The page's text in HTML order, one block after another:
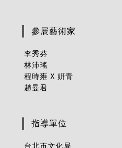
參展藝術家
李秀芬
林沛瑤
程時雍 X 姸青
趙曼君
指導單位
台北市文化局